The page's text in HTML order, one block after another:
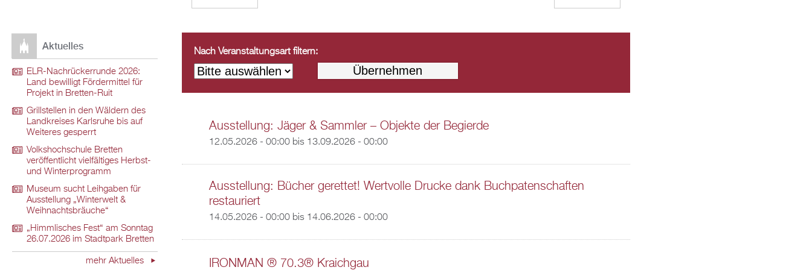
Nach Veranstaltungsart filtern:
Ausstellung: Jäger & Sammler – Objekte der Begierde
12.05.2026 - 00:00bis 13.09.2026 - 00:00
Ausstellung: Bücher gerettet! Wertvolle Drucke dank Buchpatenschaften
restauriert
14.05.2026 - 00:00bis 14.06.2026 - 00:00
IRONMAN ® 70.3® Kraichgau
Aktuelles
ELR-Nachrückerrunde 2026:
Land bewilligt Fördermittel für
Projekt in Bretten-Ruit
Grillstellen in den Wäldern des
Landkreises Karlsruhe bis auf
Weiteres gesperrt
Volkshochschule Bretten
veröffentlicht vielfältiges Herbst-
und Winterprogramm
Museum sucht Leihgaben für
Ausstellung „Winterwelt &
Weihnachtsbräuche“
„Himmlisches Fest“ am Sonntag
26.07.2026 im Stadtpark Bretten
mehr Aktuelles